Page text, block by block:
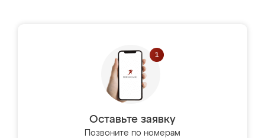
Оставьте заявку
Позвоните по номерам